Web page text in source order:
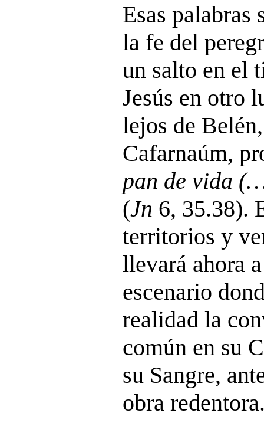
Esas palabras
la fe del
un salto en el
Jesús en otro
lejos de
Cafarnaúm,
pan de vida
(Jn 6, 35.38).
territorios y
llevará ahora
escenario
realidad la
común en su
su Sangre,
obra